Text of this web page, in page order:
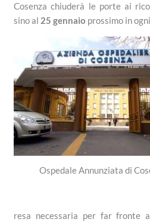
Cosenza chiuderà le porte ai
sino al 25 gennaio prossimo in
Ospedale Annunziata di
resa necessaria per far fronte